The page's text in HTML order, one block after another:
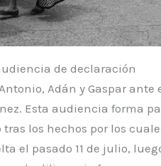
de declaración
Adán y Gaspar ante
Esta audiencia forma
los hechos por los
el pasado 11 de julio,